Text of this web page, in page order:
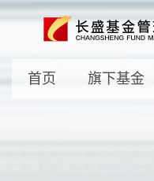
首页 旗下基金